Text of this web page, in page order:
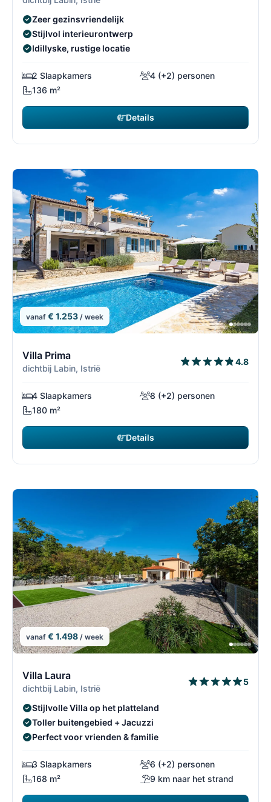
Zeer gezinsvriendelijk
Stijlvol interieurontwerp
Idillyske, rustige locatie
2 Slaapkamers
4 (+2) personen
136 m²
Details
vanaf € 1.253 / week
Villa Prima
dichtbij Labin, Istrië
4.8
4 Slaapkamers
8 (+2) personen
180 m²
Details
vanaf € 1.498 / week
Villa Laura
dichtbij Labin, Istrië
5
Stijlvolle Villa op het platteland
Toller buitengebied + Jacuzzi
Perfect voor vrienden & familie
3 Slaapkamers
6 (+2) personen
168 m²
9 km naar het strand